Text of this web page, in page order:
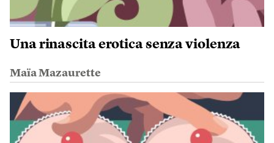
Una rinascita erotica senza violenza
Maïa Mazaurette